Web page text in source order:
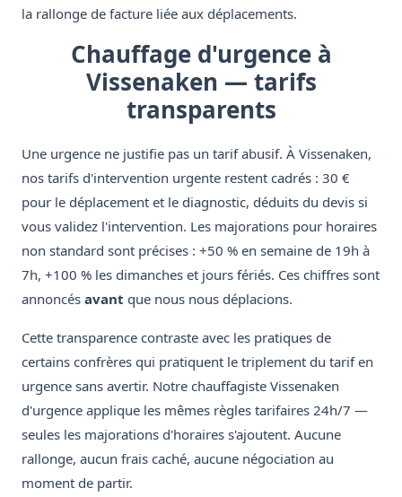
la rallonge de facture liée aux déplacements.
Chauffage d'urgence à
Vissenaken — tarifs
transparents
Une urgence ne justifie pas un tarif abusif. À Vissenaken,
nos tarifs d'intervention urgente restent cadrés : 30 €
pour le déplacement et le diagnostic, déduits du devis si
vous validez l'intervention. Les majorations pour horaires
non standard sont précises : +50 % en semaine de 19h à
7h, +100 % les dimanches et jours fériés. Ces chiffres sont
annoncés avant que nous nous déplacions.
Cette transparence contraste avec les pratiques de
certains confrères qui pratiquent le triplement du tarif en
urgence sans avertir. Notre chauffagiste Vissenaken
d'urgence applique les mêmes règles tarifaires 24h/7 —
seules les majorations d'horaires s'ajoutent. Aucune
rallonge, aucun frais caché, aucune négociation au
moment de partir.